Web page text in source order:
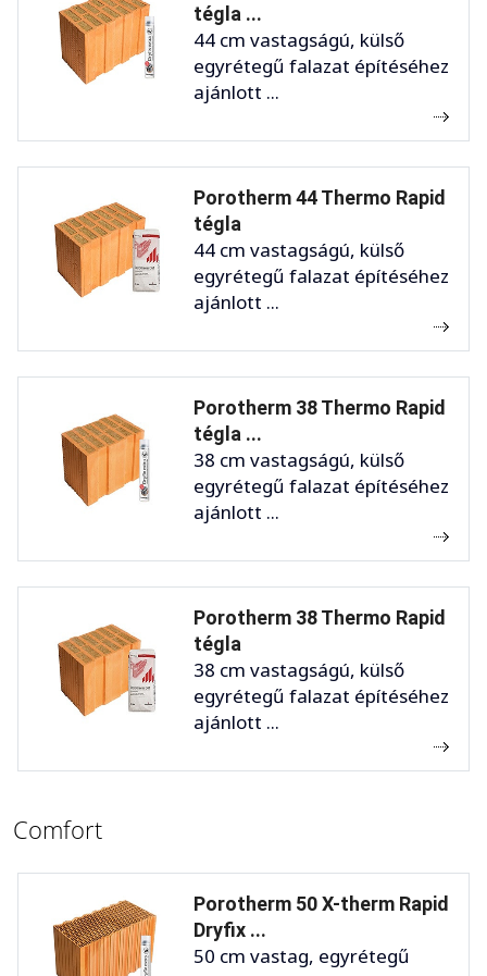
tégla ...
44 cm vastagságú, külső
egyrétegű falazat építéséhez
ajánlott ...
Porotherm 44 Thermo Rapid
tégla
44 cm vastagságú, külső
egyrétegű falazat építéséhez
ajánlott ...
Porotherm 38 Thermo Rapid
tégla ...
38 cm vastagságú, külső
egyrétegű falazat építéséhez
ajánlott ...
Porotherm 38 Thermo Rapid
tégla
38 cm vastagságú, külső
egyrétegű falazat építéséhez
ajánlott ...
Comfort
Porotherm 50 X-therm Rapid
Dryfix ...
50 cm vastag, egyrétegű